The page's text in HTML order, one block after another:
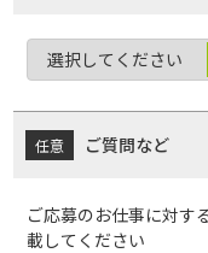
ご質問など
ご応募のお仕事に対す
載してください